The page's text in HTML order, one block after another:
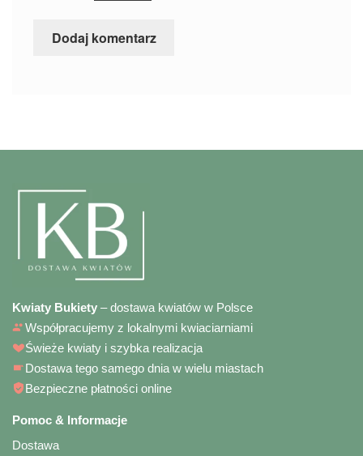
Kwiaty Bukiety – dostawa kwiatów w Polsce
Współpracujemy z lokalnymi kwiaciarniami
Świeże kwiaty i szybka realizacja
Dostawa tego samego dnia w wielu miastach
Bezpieczne płatności online
Pomoc & Informacje
Dostawa